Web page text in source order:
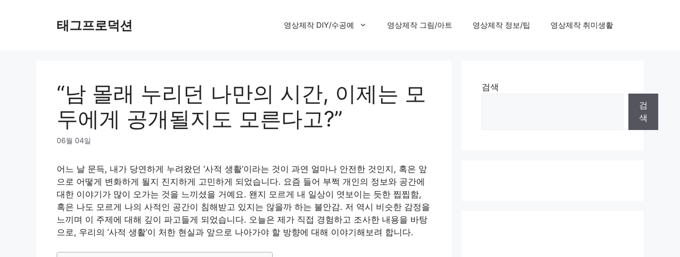
태그프로덕션 영상제작 DIY/수공예 영상제작 그림/아트 영상제작 정보/팁 영상제작 취미생활
“남 몰래 누리던 나만의 시간, 이제는 모
두에게 공개될지도 모른다고?”
06월 04일
어느 날 문득, 내가 당연하게 누려왔던 ‘사적 생활’이라는 것이 과연 얼마나 안전한 것인지, 혹은 앞
으로 어떻게 변화하게 될지 진지하게 고민하게 되었습니다. 요즘 들어 부쩍 개인의 정보와 공간에
대한 이야기가 많이 오가는 것을 느끼셨을 거예요. 왠지 모르게 내 일상이 엿보이는 듯한 찝찝함,
혹은 나도 모르게 나의 사적인 공간이 침해받고 있지는 않을까 하는 불안감. 저 역시 비슷한 감정을
느끼며 이 주제에 대해 깊이 파고들게 되었습니다. 오늘은 제가 직접 경험하고 조사한 내용을 바탕
으로, 우리의 ‘사적 생활’이 처한 현실과 앞으로 나아가야 할 방향에 대해 이야기해보려 합니다.
검색
검
색